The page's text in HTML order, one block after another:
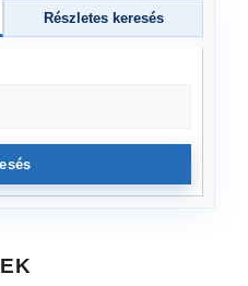
Részletes keresés